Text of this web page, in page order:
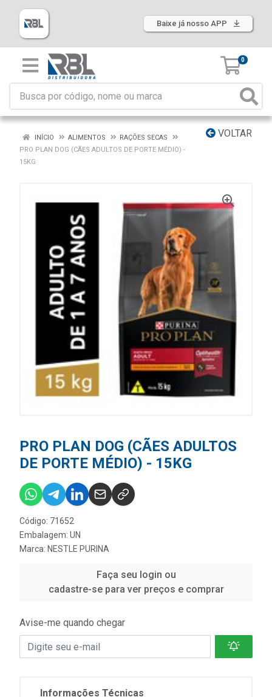
Baixe já nosso APP
0
VOLTAR
INÍCIO ALIMENTOS
RAÇÕES SECAS
PRO PLAN DOG (CÃES ADULTOS DE PORTE MÉDIO) -
15KG
PRO PLAN DOG (CÃES ADULTOS
DE PORTE MÉDIO) - 15KG
Código: 71652
Embalagem: UN
Marca: NESTLE PURINA
Faça seu login ou
cadastre-se para ver preços e comprar
Avise-me quando chegar
Informações Técnicas